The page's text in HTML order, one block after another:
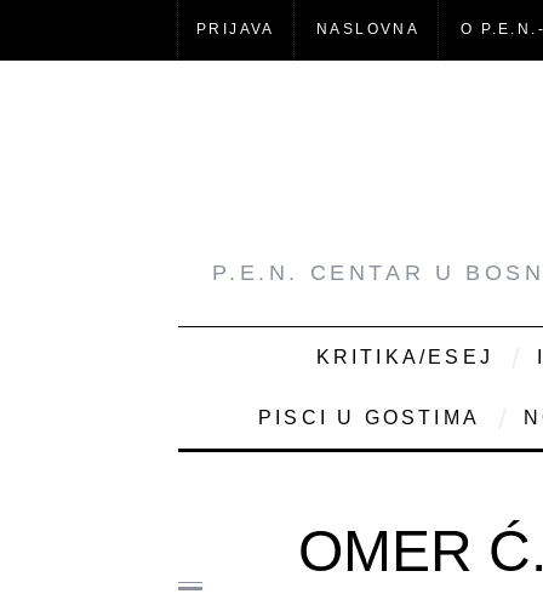
PRIJAVA NASLOVNA O
P.E.N. CENTAR U
KRITIKA/ESEJ
PISCI U GOSTIMA
OMER